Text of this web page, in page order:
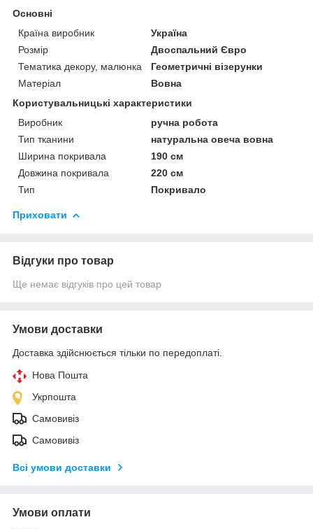
Основні
Країна виробник
Україна
Розмір
Двоспальний Євро
Тематика декору, малюнка
Геометричні візерунки
Матеріал
Вовна
Користувальницькі характеристики
Виробник
ручна робота
Тип тканини
натуральна овеча вовна
Ширина покривала
190 см
Довжина покривала
220 см
Тип
Покривало
Приховати
Відгуки про товар
Ще немає відгуків про цей товар
Умови доставки
Доставка здійснюється тільки по передоплаті.
Нова Пошта
Укрпошта
Самовивіз
Самовивіз
Всі умови доставки
Умови оплати